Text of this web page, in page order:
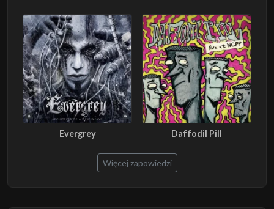
Evergrey Daffodil Pill
Więcej zapowiedzi